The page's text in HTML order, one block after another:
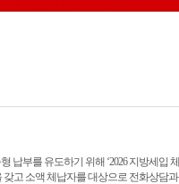
납부를 유도하기 위해 ‘2026 지방세입 체
갖고 소액 체납자를 대상으로 전화상담과